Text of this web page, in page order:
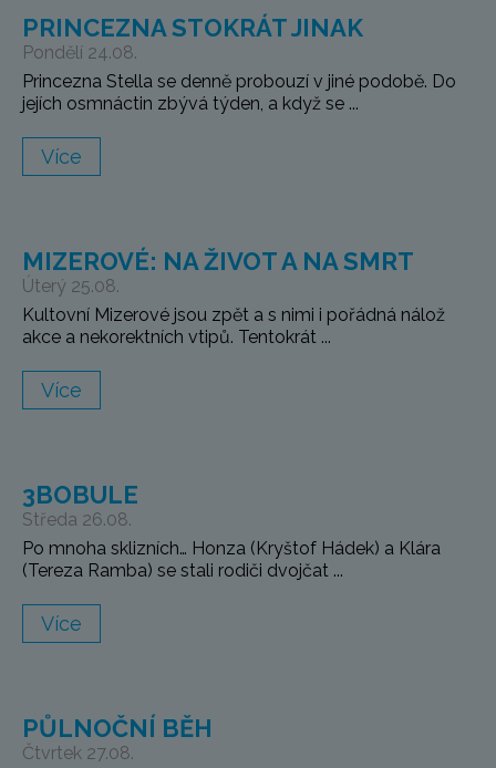
PRINCEZNA STOKRÁT JINAK
Pondělí 24.08.
Princezna Stella se denně probouzí v jiné podobě. Do
jejích osmnáctin zbývá týden, a když se ...
Více
MIZEROVÉ: NA ŽIVOT A NA SMRT
Úterý 25.08.
Kultovní Mizerové jsou zpět a s nimi i pořádná nálož
akce a nekorektních vtipů. Tentokrát ...
Více
3BOBULE
Středa 26.08.
Po mnoha sklizních… Honza (Kryštof Hádek) a Klára
(Tereza Ramba) se stali rodiči dvojčat ...
Více
PŮLNOČNÍ BĚH
Čtvrtek 27.08.